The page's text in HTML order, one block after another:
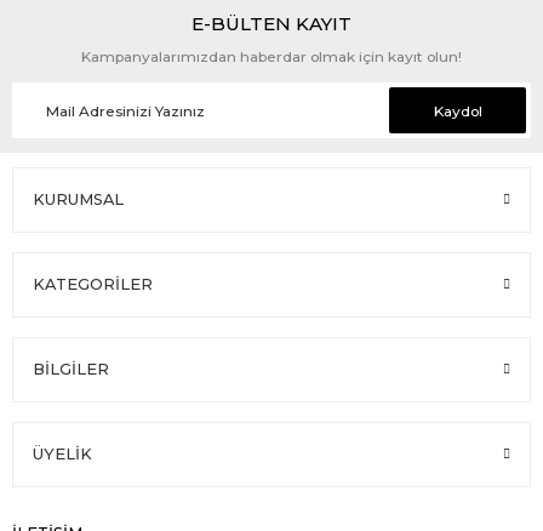
E-BÜLTEN KAYIT
Kampanyalarımızdan haberdar olmak için kayıt olun!
Kaydol
KURUMSAL
KATEGORİLER
BİLGİLER
ÜYELİK